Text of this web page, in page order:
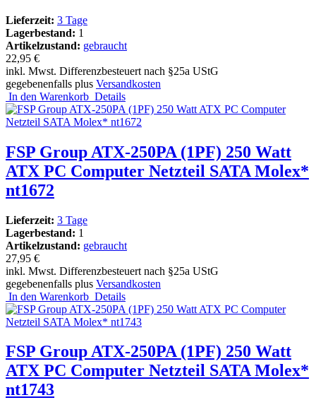
Lieferzeit: 3 Tage
Lagerbestand: 1
Artikelzustand: gebraucht
22,95 €
inkl. Mwst. Differenzbesteuert nach §25a UStG
gegebenenfalls plus Versandkosten
In den Warenkorb Details
FSP Group ATX-250PA (1PF) 250 Watt
ATX PC Computer Netzteil SATA Molex*
nt1672
Lieferzeit: 3 Tage
Lagerbestand: 1
Artikelzustand: gebraucht
27,95 €
inkl. Mwst. Differenzbesteuert nach §25a UStG
gegebenenfalls plus Versandkosten
In den Warenkorb Details
FSP Group ATX-250PA (1PF) 250 Watt
ATX PC Computer Netzteil SATA Molex*
nt1743